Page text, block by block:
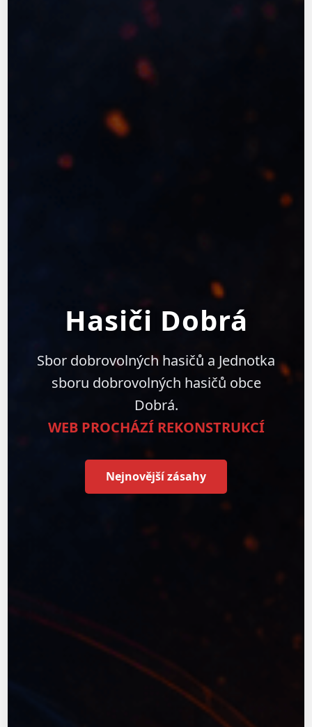
Hasiči Dobrá
Sbor dobrovolných hasičů a Jednotka
sboru dobrovolných hasičů obce
Dobrá.
WEB PROCHÁZÍ REKONSTRUKCÍ
Nejnovější zásahy